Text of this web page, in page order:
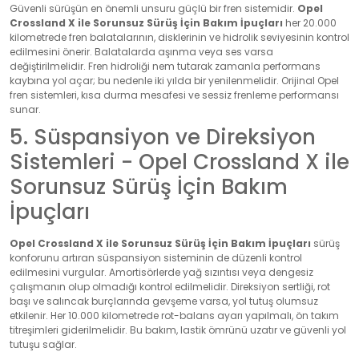
Güvenli sürüşün en önemli unsuru güçlü bir fren sistemidir. Opel
Crossland X ile Sorunsuz Sürüş İçin Bakım İpuçları her 20.000
kilometrede fren balatalarının, disklerinin ve hidrolik seviyesinin kontrol
edilmesini önerir. Balatalarda aşınma veya ses varsa
değiştirilmelidir. Fren hidroliği nem tutarak zamanla performans
kaybına yol açar; bu nedenle iki yılda bir yenilenmelidir. Orijinal Opel
fren sistemleri, kısa durma mesafesi ve sessiz frenleme performansı
sunar.
5. Süspansiyon ve Direksiyon
Sistemleri - Opel Crossland X ile
Sorunsuz Sürüş İçin Bakım
İpuçları
Opel Crossland X ile Sorunsuz Sürüş İçin Bakım İpuçları sürüş
konforunu artıran süspansiyon sisteminin de düzenli kontrol
edilmesini vurgular. Amortisörlerde yağ sızıntısı veya dengesiz
çalışmanın olup olmadığı kontrol edilmelidir. Direksiyon sertliği, rot
başı ve salıncak burçlarında gevşeme varsa, yol tutuş olumsuz
etkilenir. Her 10.000 kilometrede rot-balans ayarı yapılmalı, ön takım
titreşimleri giderilmelidir. Bu bakım, lastik ömrünü uzatır ve güvenli yol
tutuşu sağlar.